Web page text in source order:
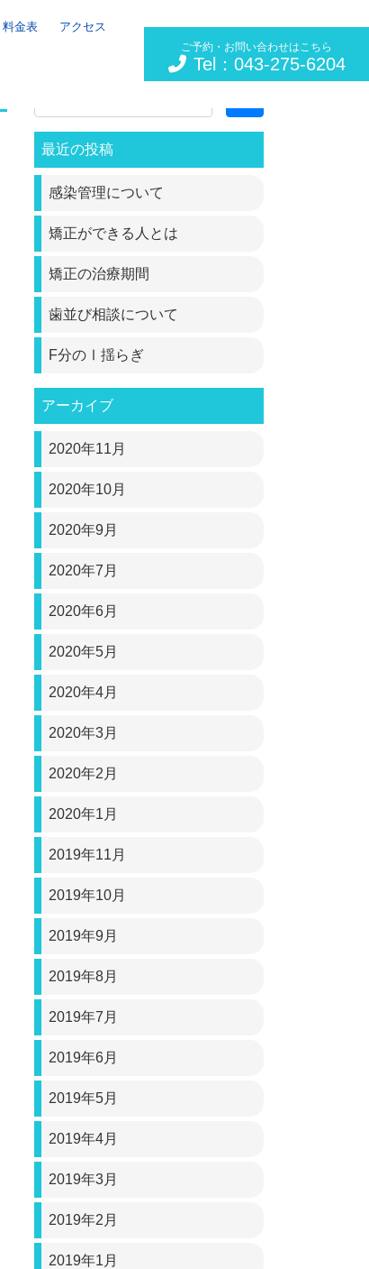
料金表 アクセス
ご予約・お問い合わせはこちら
Tel：043-275-6204
最近の投稿
感染管理について
矯正ができる人とは
矯正の治療期間
歯並び相談について
F分のⅠ揺らぎ
アーカイブ
2020年11月
2020年10月
2020年9月
2020年7月
2020年6月
2020年5月
2020年4月
2020年3月
2020年2月
2020年1月
2019年11月
2019年10月
2019年9月
2019年8月
2019年7月
2019年6月
2019年5月
2019年4月
2019年3月
2019年2月
2019年1月